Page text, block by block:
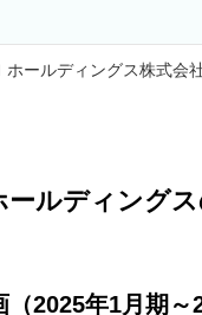
ホールディングス株式
ールディング
（2025年1月期～